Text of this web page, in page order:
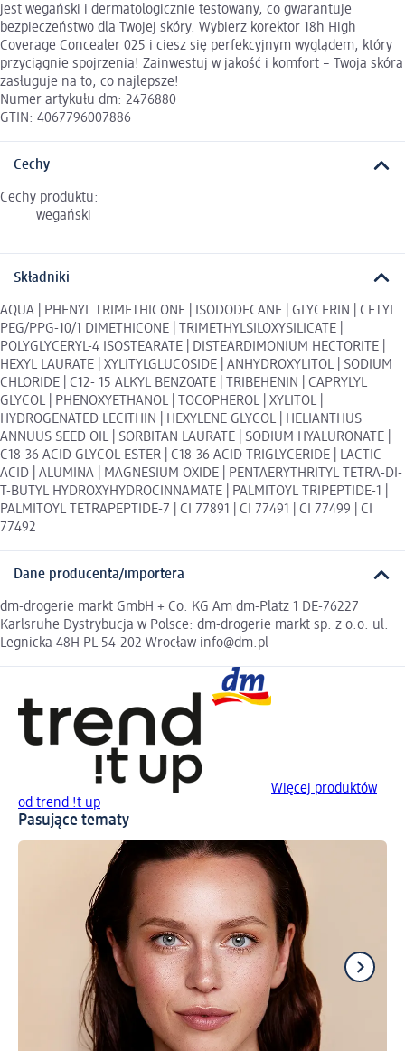
jest wegański i dermatologicznie testowany, co gwarantuje
bezpieczeństwo dla Twojej skóry. Wybierz korektor 18h High
Coverage Concealer 025 i ciesz się perfekcyjnym wyglądem, który
przyciągnie spojrzenia! Zainwestuj w jakość i komfort – Twoja skóra
zasługuje na to, co najlepsze!
Numer artykułu dm: 2476880
GTIN: 4067796007886
Cechy
Cechy produktu:
wegański
Składniki
AQUA | PHENYL TRIMETHICONE | ISODODECANE | GLYCERIN | CETYL
PEG/PPG-10/1 DIMETHICONE | TRIMETHYLSILOXYSILICATE |
POLYGLYCERYL-4 ISOSTEARATE | DISTEARDIMONIUM HECTORITE |
HEXYL LAURATE | XYLITYLGLUCOSIDE | ANHYDROXYLITOL | SODIUM
CHLORIDE | C12- 15 ALKYL BENZOATE | TRIBEHENIN | CAPRYLYL
GLYCOL | PHENOXYETHANOL | TOCOPHEROL | XYLITOL |
HYDROGENATED LECITHIN | HEXYLENE GLYCOL | HELIANTHUS
ANNUUS SEED OIL | SORBITAN LAURATE | SODIUM HYALURONATE |
C18-36 ACID GLYCOL ESTER | C18-36 ACID TRIGLYCERIDE | LACTIC
ACID | ALUMINA | MAGNESIUM OXIDE | PENTAERYTHRITYL TETRA-DI-
T-BUTYL HYDROXYHYDROCINNAMATE | PALMITOYL TRIPEPTIDE-1 |
PALMITOYL TETRAPEPTIDE-7 | CI 77891 | CI 77491 | CI 77499 | CI
77492
Dane producenta/importera
dm-drogerie markt GmbH + Co. KG Am dm-Platz 1 DE-76227
Karlsruhe Dystrybucja w Polsce: dm-drogerie markt sp. z o.o. ul.
Legnicka 48H PL-54-202 Wrocław info@dm.pl
Więcej produktów
od trend !t up
Pasujące tematy